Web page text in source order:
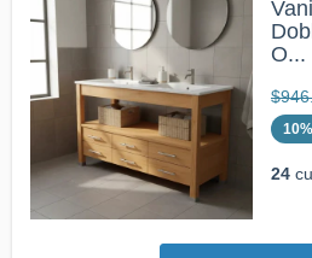
O...
10%
24